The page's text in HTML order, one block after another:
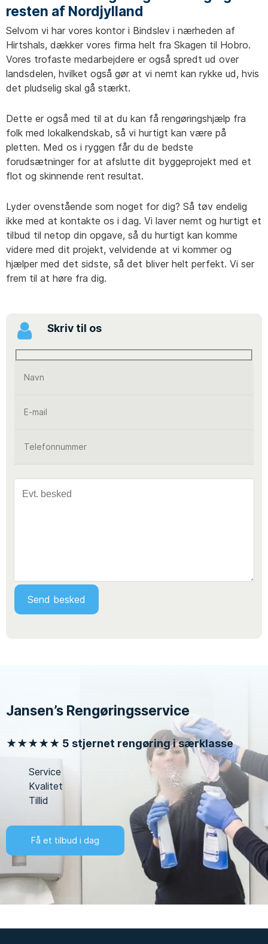
resten af Nordjylland
Selvom vi har vores kontor i Bindslev i nærheden af
Hirtshals, dækker vores firma helt fra Skagen til Hobro.
Vores trofaste medarbejdere er også spredt ud over
landsdelen, hvilket også gør at vi nemt kan rykke ud, hvis
det pludselig skal gå stærkt.
Dette er også med til at du kan få rengøringshjælp fra
folk med lokalkendskab, så vi hurtigt kan være på
pletten. Med os i ryggen får du de bedste
forudsætninger for at afslutte dit byggeprojekt med et
flot og skinnende rent resultat.
Lyder ovenstående som noget for dig? Så tøv endelig
ikke med at kontakte os i dag. Vi laver nemt og hurtigt et
tilbud til netop din opgave, så du hurtigt kan komme
videre med dit projekt, velvidende at vi kommer og
hjælper med det sidste, så det bliver helt perfekt. Vi ser
frem til at høre fra dig.
Skriv til os
Jansen’s Rengøringsservice
★★★★★ 5 stjernet rengøring i særklasse
Service
Kvalitet
Tillid
Få et tilbud i dag